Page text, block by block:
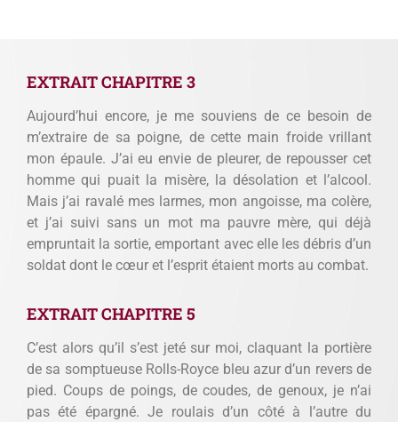
EXTRAIT CHAPITRE 3
Aujourd’hui encore, je me souviens de ce besoin de
m’extraire de sa poigne, de cette main froide vrillant
mon épaule. J’ai eu envie de pleurer, de repousser cet
homme qui puait la misère, la désolation et l’alcool.
Mais j’ai ravalé mes larmes, mon angoisse, ma colère,
et j’ai suivi sans un mot ma pauvre mère, qui déjà
empruntait la sortie, emportant avec elle les débris d’un
soldat dont le cœur et l’esprit étaient morts au combat.
EXTRAIT CHAPITRE 5
C’est alors qu’il s’est jeté sur moi, claquant la portière
de sa somptueuse Rolls-Royce bleu azur d’un revers de
pied. Coups de poings, de coudes, de genoux, je n’ai
pas été épargné. Je roulais d’un côté à l’autre du